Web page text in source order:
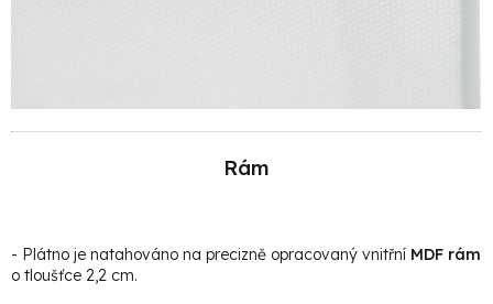
Rám
- Plátno je natahováno na precizně opracovaný vnitřní MDF rám
o tloušťce 2,2 cm.